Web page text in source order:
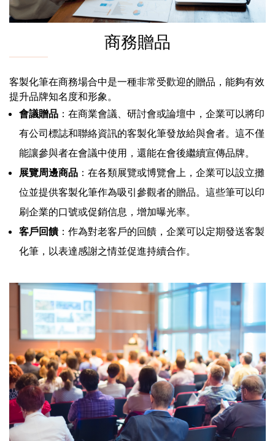
商務贈品
客製化筆在商務場合中是一種非常受歡迎的贈品，能夠有效
提升品牌知名度和形象。
會議贈品 ：在商業會議、研討會或論壇中，企業可以將印
有公司標誌和聯絡資訊的客製化筆發放給與會者。這不僅
能讓參與者在會議中使用，還能在會後繼續宣傳品牌。
展覽周邊商品 ：在各類展覽或博覽會上，企業可以設立攤
位並提供客製化筆作為吸引參觀者的贈品。這些筆可以印
刷企業的口號或促銷信息，增加曝光率。
客戶回饋：作為對老客戶的回饋，企業可以定期發送客製
化筆，以表達感謝之情並促進持續合作。